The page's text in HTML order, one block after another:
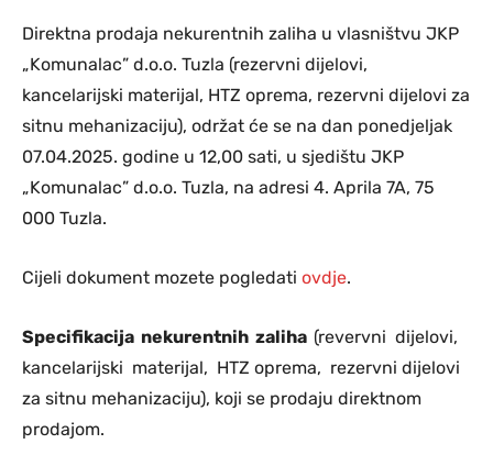
Direktna prodaja nekurentnih zaliha u vlasništvu JKP
„Komunalac” d.o.o. Tuzla (rezervni dijelovi,
kancelarijski materijal, HTZ oprema, rezervni dijelovi za
sitnu mehanizaciju), održat će se na dan ponedjeljak
07.04.2025. godine u 12,00 sati, u sjedištu JKP
„Komunalac” d.o.o. Tuzla, na adresi 4. Aprila 7A, 75
000 Tuzla.
Cijeli dokument mozete pogledati ovdje.
Specifikacija nekurentnih zaliha (revervni dijelovi,
kancelarijski materijal, HTZ oprema, rezervni dijelovi
za sitnu mehanizaciju), koji se prodaju direktnom
prodajom.